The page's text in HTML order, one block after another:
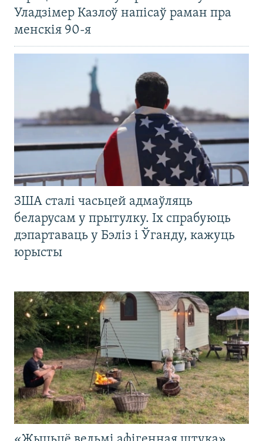
Уладзімер Казлоў напісаў раман пра
менскія 90-я
ЗША сталі часьцей адмаўляць
беларусам у прытулку. Іх спрабуюць
дэпартаваць у Бэліз і Ўганду, кажуць
юрысты